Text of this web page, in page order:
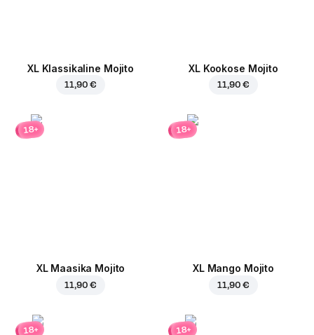
XL Klassikaline Mojito
11,90 €
XL Kookose Mojito
11,90 €
18+
XL Maasika Mojito
11,90 €
18+
XL Mango Mojito
11,90 €
18+ 18+